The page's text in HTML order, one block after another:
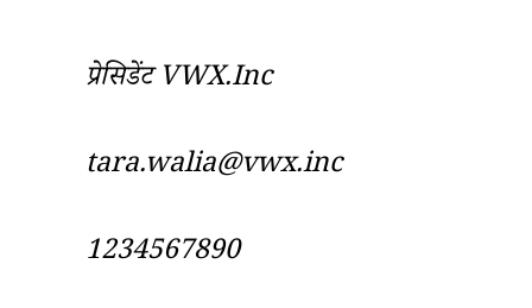
प्रेसिडेंटVWX.Inc
tara.walia@vwx.inc
1234567890